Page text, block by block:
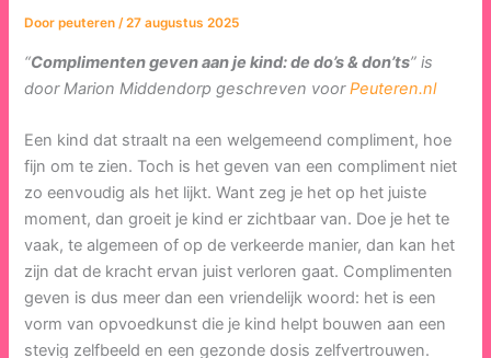
Doorpeuteren/27 augustus 2025
“Complimenten geven aan je kind: de do’s & don’ts” is
door Marion Middendorp geschreven voorPeuteren.nl
Een kind dat straalt na een welgemeend compliment, hoe
fijn om te zien. Toch is het geven van een compliment niet
zo eenvoudig als het lijkt. Want zeg je het op het juiste
moment, dan groeit je kind er zichtbaar van. Doe je het te
vaak, te algemeen of op de verkeerde manier, dan kan het
zijn dat de kracht ervan juist verloren gaat. Complimenten
geven is dus meer dan een vriendelijk woord: het is een
vorm van opvoedkunst die je kind helpt bouwen aan een
stevig zelfbeeld en een gezonde dosis zelfvertrouwen.